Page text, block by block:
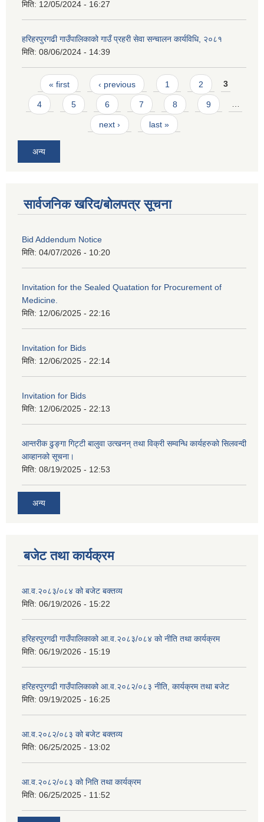
मिति: 12/05/2024 - 16:27
हरिहरपुरगढी गाउँपालिकाको गाउँ प्रहरी सेवा सन्चालन कार्यविधि, २०८१
मिति: 08/06/2024 - 14:39
Pages
« first ‹ previous 1 2 3
4 5 6 7 8 9 …
next › last »
अन्य
सार्वजनिक खरिद/बोलपत्र सूचना
Bid Addendum Notice
मिति: 04/07/2026 - 10:20
Invitation for the Sealed Quatation for Procurement of
Medicine.
मिति: 12/06/2025 - 22:16
Invitation for Bids
मिति: 12/06/2025 - 22:14
Invitation for Bids
मिति: 12/06/2025 - 22:13
आन्तरीक ढुङ्गा गिट्टी बालुवा उत्खनन् तथा विक्री सम्वन्धि कार्यहरुको सिलवन्दी
आव्हानको सूचना।
मिति: 08/19/2025 - 12:53
अन्य
बजेट तथा कार्यक्रम
आ.व.२०८३/०८४ को बजेट बक्तव्य
मिति: 06/19/2026 - 15:22
हरिहरपुरगढी गाउँपालिकाको आ.व.२०८३/०८४ को नीति तथा कार्यक्रम
मिति: 06/19/2026 - 15:19
हरिहरपुरगढी गाउँपालिकाको आ.व.२०८२/०८३ नीति, कार्यक्रम तथा बजेट
मिति: 09/19/2025 - 16:25
आ.व.२०८२/०८३ को बजेट बक्तव्य
मिति: 06/25/2025 - 13:02
आ.व.२०८२/०८३ को निति तथा कार्यक्रम
मिति: 06/25/2025 - 11:52